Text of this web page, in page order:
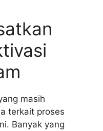
masih
terkait proses
Banyak yang